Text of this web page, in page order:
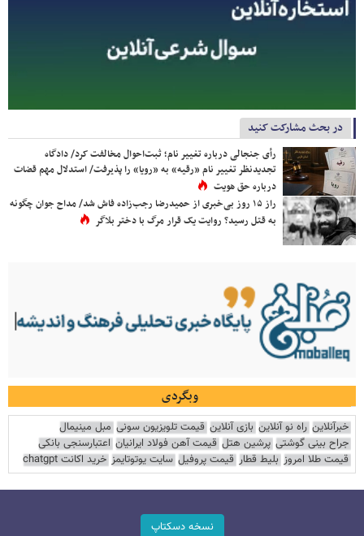
در بحث مشارکت کنید
رأی جنجالی درباره تغییر نام؛ ثبت‌احوال مخالفت کرد/ دادگاه
تجدیدنظر تغییر نام «رقیه» به «رویا» را پذیرفت/ استدلال مهم قضات
درباره حق هویت
راز ۱۵ روز بی‌خبری از حمیدرضا رجب‌زاده فاش شد/ مداح جوان چگونه
به قتل رسید؟ روایت یک قرار مرگ با دختر بلاگر
وبگردی
خبرآنلاین راه نو آنلاین بازی آنلاین قیمت تلویزیون سونی مبل مینیمال
جراح بینی گوشتی پرشین هتل قیمت آهن فولاد ایرانیان اعتبارسنجی بانکی
قیمت طلا امروز بلیط قطار قیمت پروفیل سایت یوتوتایمز خرید اکانت chatgpt
نسخه دسکتاپ